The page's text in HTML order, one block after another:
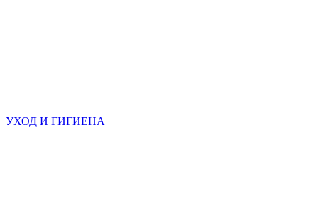
УХОД И ГИГИЕНА